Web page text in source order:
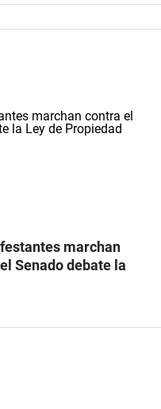
marchan
Senado debate la